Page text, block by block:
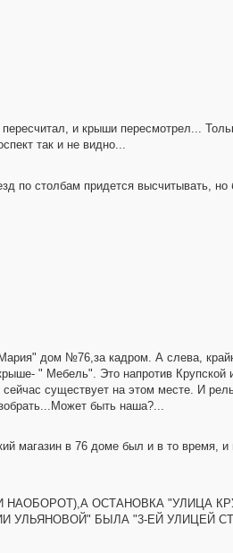
и крыши пересмотрел...
так и не видно...
по столбам придется высчитывать, но
дом №76,за кадром. А слева,
" Мебель". Это напротив Крупской
сейчас существует на этом месте. И
быть наша?...
магазин в 76 доме был и в то время, и
ОСТАНОВКА "УЛИЦА
УЛЬЯНОВОЙ" БЫЛА "3-ЕЙ УЛИЦЕЙ